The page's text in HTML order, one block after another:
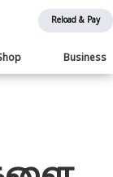
Reload & Pay
Business